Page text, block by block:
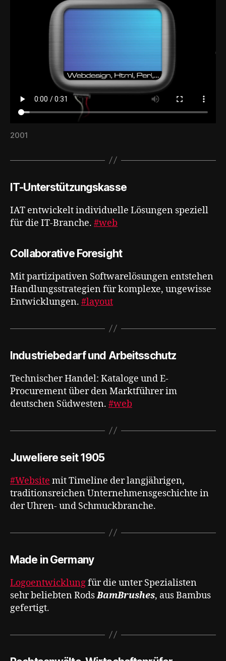
2001
IT-Unterstützungskasse
IAT entwickelt individuelle Lösungen speziell
für die IT-Branche. #web
Collaborative Foresight
Mit partizipativen Softwarelösungen entstehen
Handlungsstrategien für komplexe, ungewisse
Entwicklungen​​​​​​​​​​​​​​​​. #layout
Industriebedarf und Arbeitsschutz
Technischer Handel: Kataloge und E-
Procurement über den Marktführer im
deutschen Südwesten. #web
Juweliere seit 1905
#Website mit Timeline der langjährigen,
traditionsreichen Unternehmensgeschichte in
der Uhren- und Schmuckbranche.
Made in Germany
Logoentwicklungfür die unter Spezialisten
sehr beliebten RodsBamBrushes, aus Bambus
gefertigt.